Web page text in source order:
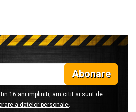
Abonare
16 ani impliniti, am citit si sunt de
a datelor personale.